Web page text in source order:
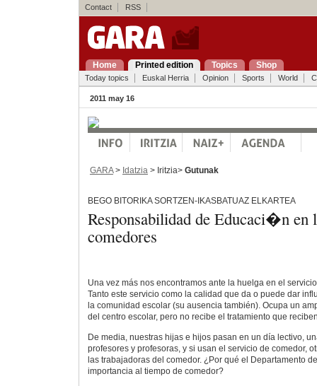
Contact RSS
Home Printed edition Topics Shop
Today topics Euskal Herria Opinion Sports World
2011 may 16
GARA> Idatzia > Iritzia> Gutunak
BEGO BITORIKA SORTZEN-IKASBATUAZ ELKARTEA
Responsabilidad de Educaci�n en
comedores
Una vez más nos encontramos ante la huelga en el
Tanto este servicio como la calidad que da o puede dar
la comunidad escolar (su ausencia también). Ocupa un
del centro escolar, pero no recibe el tratamiento que
De media, nuestras hijas e hijos pasan en un día lectivo,
profesores y profesoras, y si usan el servicio de comedor,
las trabajadoras del comedor. ¿Por qué el Departamento
importancia al tiempo de comedor?